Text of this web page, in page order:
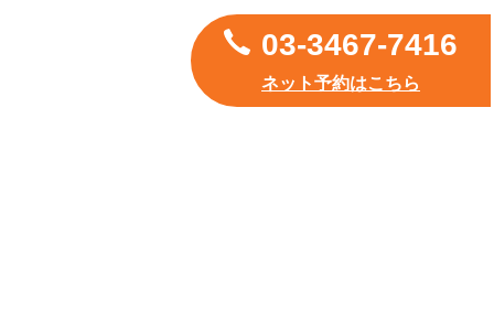
03-3467-7416
ネット予約はこちら